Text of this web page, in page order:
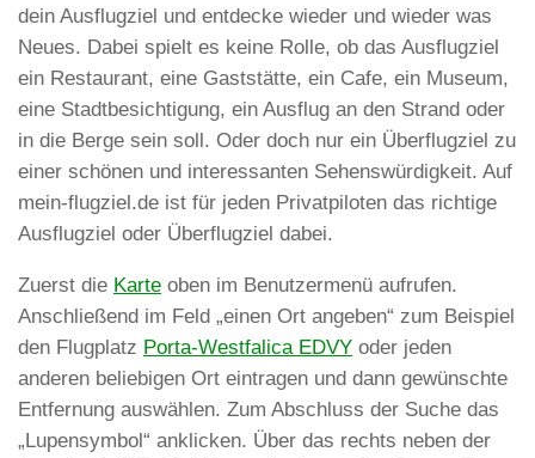
dein Ausflugziel und entdecke wieder und wieder was
Neues. Dabei spielt es keine Rolle, ob das Ausflugziel
ein Restaurant, eine Gaststätte, ein Cafe, ein Museum,
eine Stadtbesichtigung, ein Ausflug an den Strand oder
in die Berge sein soll. Oder doch nur ein Überflugziel zu
einer schönen und interessanten Sehenswürdigkeit. Auf
mein-flugziel.de ist für jeden Privatpiloten das richtige
Ausflugziel oder Überflugziel dabei.
Zuerst die Karte oben im Benutzermenü aufrufen.
Anschließend im Feld „einen Ort angeben“ zum Beispiel
den Flugplatz Porta-Westfalica EDVY oder jeden
anderen beliebigen Ort eintragen und dann gewünschte
Entfernung auswählen. Zum Abschluss der Suche das
„Lupensymbol“ anklicken. Über das rechts neben der